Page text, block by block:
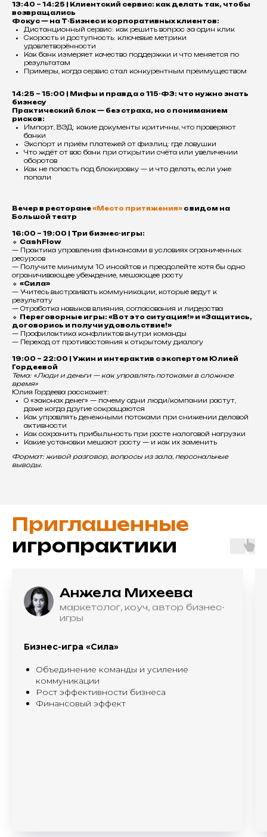
13:40 – 14:25 | Клиентский сервис: как делать так, чтобы
возвращались
Фокус — на Т-Бизнес и корпоративных клиентов:
Дистанционный сервис: как решить вопрос за один клик
Скорость и доступность: ключевые метрики
удовлетворённости
Как банк измеряет качество поддержки и что меняется по
результатам
Примеры, когда сервис стал конкурентным преимуществом
14:25 – 15:00 | Мифы и правда о 115-ФЗ: что нужно знать
бизнесу
Практический блок — без страха, но с пониманием
рисков:
Импорт, ВЭД: какие документы критичны, что проверяют
банки
Экспорт и приём платежей от физлиц: где ловушки
Что ждёт от вас банк при открытии счёта или увеличении
оборотов
Как не попасть под блокировку — и что делать, если уже
попали
Вечер в ресторане«Место притяжения» с видом на
Большой театр
16:00 – 19:00 | Три бизнес-игры:
🔹 CashFlow
— Практика управления финансами в условиях ограниченных
ресурсов
— Получите минимум 10 инсайтов и преодолейте хотя бы одно
ограничивающее убеждение, мешающее росту
🔹 «Сила»
— Учитесь выстраивать коммуникации, которые ведут к
результату
— Отработка навыков влияния, согласования и лидерства
🔹 Переговорные игры: «Вот это ситуация!» и «Защитись,
договорись и получи удовольствие!»
— Профилактика конфликтов внутри команды
— Переход от противостояния к открытому диалогу
19:00 – 22:00 | Ужин и интерактив с экспертом Юлией
Гордеевой
Тема: «Люди и деньги — как управлять потоками в сложное
время»
Юлия Гордеева расскажет:
О «законах денег» — почему одни люди/компании растут,
даже когда другие сокращаются
Как управлять денежными потоками при снижении деловой
активности
Как сохранить прибыльность при росте налоговой нагрузки
Какие установки мешают росту — и как их заменить
Формат: живой разговор, вопросы из зала, персональные
выводы.
Приглашенные
игропрактики
Анжела Михеева
маркетолог, коуч, автор бизнес-
игры
Бизнес-игра «Сила»
Объединение команды и усиление
коммуникации
Рост эффективности бизнеса
Финансовый эффект